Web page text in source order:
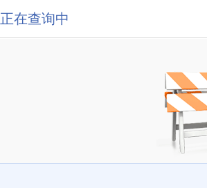
正在查询中